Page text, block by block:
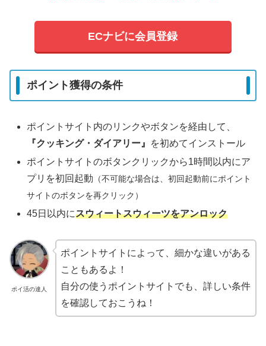
ECナビに会員登録
ポイント獲得の条件
ポイントサイト内のリンクやボタンを経由して、
『クッキング・ダイアリー』
を初めてインストール
ポイントサイトのボタンクリックから1時間以内にア
プリを初回起動 （不可能な場合は、初回起動前にポイント
サイトのボタンを再クリック）
45日以内にスウィートスウィーツをアンロック
ポイ活の達人
ポイントサイトによって、細かな違いがある
こともあるよ！
自分の使うポイントサイトでも、詳しい条件
を確認しておこうね！